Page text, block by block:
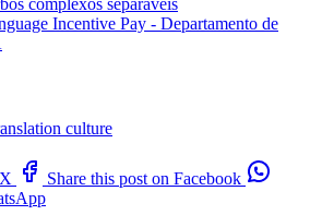
complexos separáveis
Incentive Pay - Departamento de
culture
Share this post on Facebook